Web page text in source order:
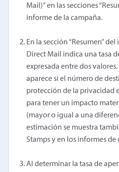
Mail)” en las secciones
informe de la campaña.
En la sección “Resumen”
Direct Mail indica una tasa
expresada entre dos
aparece si el número de
protección de la privacidad
para tener un impacto
(mayor o igual a una
estimación se muestra
Stamps y en los informes
Al determinar la tasa de